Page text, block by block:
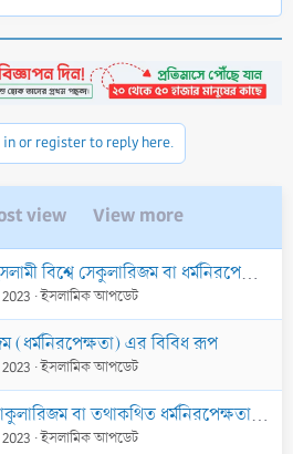
in or register to reply here.
view View more
বিশ্বে সেকুলারিজম বা ধর্মনিরপেক্ষতার কুফল
ইসলামিক আপডেট
(ধর্মনিরপেক্ষতা) এর বিবিধ রূপ
ইসলামিক আপডেট
বিশ্বাস করার বিধান কী? এবং ধর্মনিরপেক্ষতার সাথে বিশ্বায়ণ (পশ্চাত্য সভ্যতার প্রসার) এর সম্পর্ক কী?
ইসলামিক আপডেট